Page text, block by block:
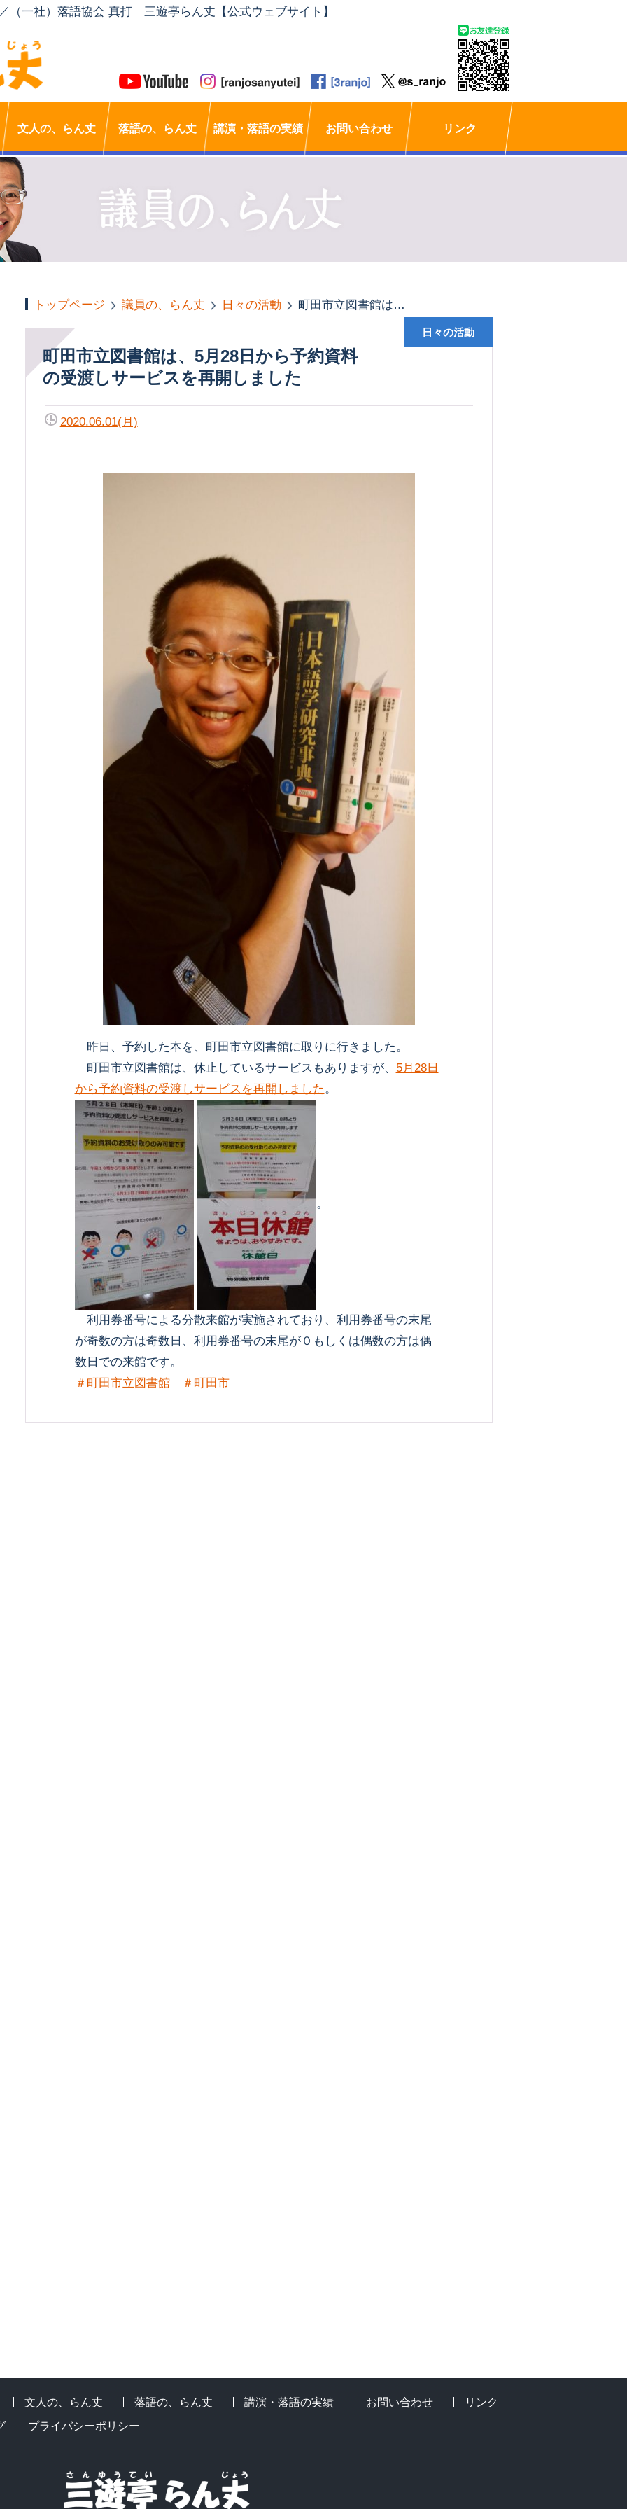
（一社）落語協会 真打 三遊亭らん丈【公式ウェブサイト】
文人の、らん丈 落語の、らん丈 講演・落語の実績 お問い合わせ リンク
トップページ 議員の、らん丈 日々の活動 町田市立図書館は、5月28日から予約資料の受渡しサービスを再開しました
町田市立図書館は、5月28日から予約資料
の受渡しサービスを再開しました
日々の活動
2020.06.01(月)
昨日、予約した本を、町田市立図書館に取りに行きました。
町田市立図書館は、休止しているサービスもありますが、 5月28日
から予約資料の受渡しサービスを再開しました。
。
利用券番号による分散来館が実施されており、利用券番号の末尾
が奇数の方は奇数日、利用券番号の末尾が０もしくは偶数の方は偶
数日での来館です。
＃町田市立図書館
＃町田市
文人の、らん丈 落語の、らん丈 講演・落語の実績 お問い合わせ
リンク
プライバシーポリシー